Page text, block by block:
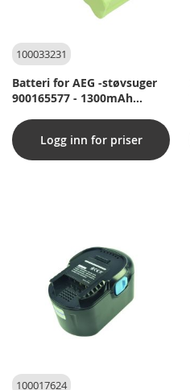
100033231
Batteri for AEG -støvsuger
900165577 - 1300mAh
Logg inn for priser
100017624